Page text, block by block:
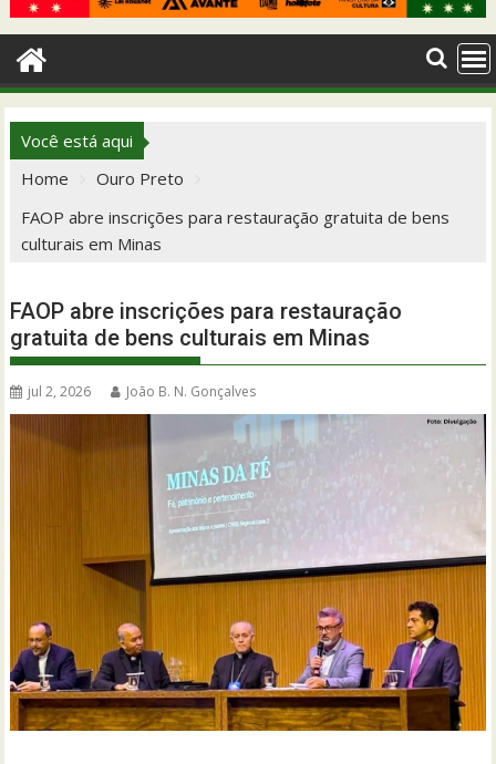
Você está aqui
Home
Ouro Preto
FAOP abre inscrições para restauração gratuita de bens
culturais em Minas
FAOP abre inscrições para restauração
gratuita de bens culturais em Minas
jul 2, 2026 João B. N. Gonçalves